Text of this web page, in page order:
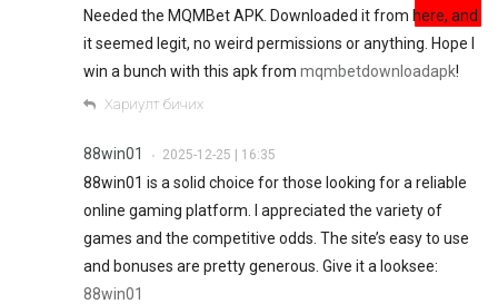
Needed the MQMBet APK. Downloaded it from here, and
it seemed legit, no weird permissions or anything. Hope I
win a bunch with this apk from mqmbetdownloadapk!
Хариулт бичих
88win01 • 2025-12-25 | 16:35
88win01 is a solid choice for those looking for a reliable
online gaming platform. I appreciated the variety of
games and the competitive odds. The site’s easy to use
and bonuses are pretty generous. Give it a looksee:
88win01